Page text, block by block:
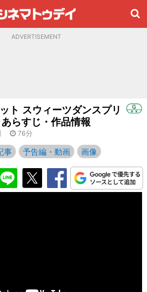
ADVERTISEMENT
ト スウィーツダンスプリ
らすじ・作品情報
76分
事 予告編・動画 画像